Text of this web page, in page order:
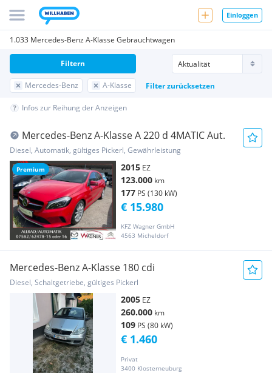
Einloggen
1.033 Mercedes-Benz A-Klasse Gebrauchtwagen
Mercedes-Benz A-Klasse Filter zurücksetzen
Filtern
Infos zur Reihung der Anzeigen
Premium
Mercedes-Benz A-Klasse A 220 d 4MATIC Aut.
Diesel, Automatik, gültiges Pickerl, Gewährleistung
2015 EZ
123.000 km
177 PS (130 kW)
KFZ Wagner GmbH
4563 Micheldorf
€ 15.980
Mercedes-Benz A-Klasse 180 cdi
Diesel, Schaltgetriebe, gültiges Pickerl
2005 EZ
260.000 km
109 PS (80 kW)
Privat
3400 Klosterneuburg
€ 1.460